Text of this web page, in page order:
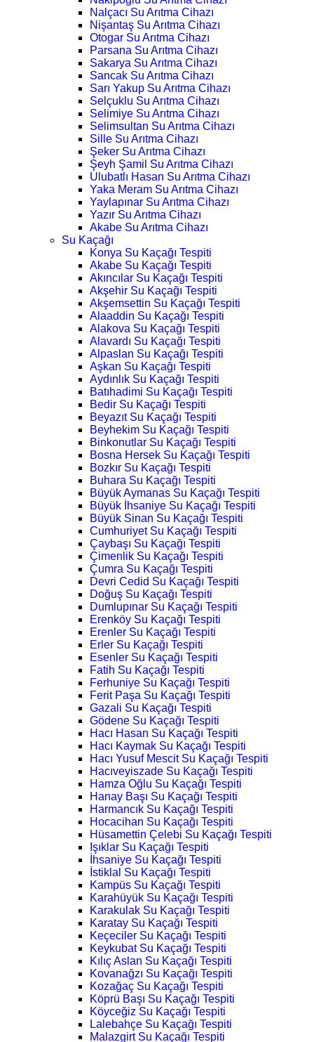
Nalçacı Su Arıtma Cihazı
Nişantaş Su Arıtma Cihazı
Otogar Su Arıtma Cihazı
Parsana Su Arıtma Cihazı
Sakarya Su Arıtma Cihazı
Sancak Su Arıtma Cihazı
Sarı Yakup Su Arıtma Cihazı
Selçuklu Su Arıtma Cihazı
Selimiye Su Arıtma Cihazı
Selimsultan Su Arıtma Cihazı
Sille Su Arıtma Cihazı
Şeker Su Arıtma Cihazı
Şeyh Şamil Su Arıtma Cihazı
Ulubatlı Hasan Su Arıtma Cihazı
Yaka Meram Su Arıtma Cihazı
Yaylapınar Su Arıtma Cihazı
Yazır Su Arıtma Cihazı
Akabe Su Arıtma Cihazı
Su Kaçağı
Konya Su Kaçağı Tespiti
Akabe Su Kaçağı Tespiti
Akıncılar Su Kaçağı Tespiti
Akşehir Su Kaçağı Tespiti
Akşemsettin Su Kaçağı Tespiti
Alaaddin Su Kaçağı Tespiti
Alakova Su Kaçağı Tespiti
Alavardı Su Kaçağı Tespiti
Alpaslan Su Kaçağı Tespiti
Aşkan Su Kaçağı Tespiti
Aydınlık Su Kaçağı Tespiti
Batıhadimi Su Kaçağı Tespiti
Bedir Su Kaçağı Tespiti
Beyazıt Su Kaçağı Tespiti
Beyhekim Su Kaçağı Tespiti
Binkonutlar Su Kaçağı Tespiti
Bosna Hersek Su Kaçağı Tespiti
Bozkır Su Kaçağı Tespiti
Buhara Su Kaçağı Tespiti
Büyük Aymanas Su Kaçağı Tespiti
Büyük İhsaniye Su Kaçağı Tespiti
Büyük Sinan Su Kaçağı Tespiti
Cumhuriyet Su Kaçağı Tespiti
Çaybaşı Su Kaçağı Tespiti
Çimenlik Su Kaçağı Tespiti
Çumra Su Kaçağı Tespiti
Devri Cedid Su Kaçağı Tespiti
Doğuş Su Kaçağı Tespiti
Dumlupınar Su Kaçağı Tespiti
Erenköy Su Kaçağı Tespiti
Erenler Su Kaçağı Tespiti
Erler Su Kaçağı Tespiti
Esenler Su Kaçağı Tespiti
Fatih Su Kaçağı Tespiti
Ferhuniye Su Kaçağı Tespiti
Ferit Paşa Su Kaçağı Tespiti
Gazali Su Kaçağı Tespiti
Gödene Su Kaçağı Tespiti
Hacı Hasan Su Kaçağı Tespiti
Hacı Kaymak Su Kaçağı Tespiti
Hacı Yusuf Mescit Su Kaçağı Tespiti
Hacıveyiszade Su Kaçağı Tespiti
Hamza Oğlu Su Kaçağı Tespiti
Hanay Başı Su Kaçağı Tespiti
Harmancık Su Kaçağı Tespiti
Hocacihan Su Kaçağı Tespiti
Hüsamettin Çelebi Su Kaçağı Tespiti
Işıklar Su Kaçağı Tespiti
İhsaniye Su Kaçağı Tespiti
İstiklal Su Kaçağı Tespiti
Kampüs Su Kaçağı Tespiti
Karahüyük Su Kaçağı Tespiti
Karakulak Su Kaçağı Tespiti
Karatay Su Kaçağı Tespiti
Keçeciler Su Kaçağı Tespiti
Keykubat Su Kaçağı Tespiti
Kılıç Aslan Su Kaçağı Tespiti
Kovanağzı Su Kaçağı Tespiti
Kozağaç Su Kaçağı Tespiti
Köprü Başı Su Kaçağı Tespiti
Köyceğiz Su Kaçağı Tespiti
Lalebahçe Su Kaçağı Tespiti
Malazgirt Su Kaçağı Tespiti